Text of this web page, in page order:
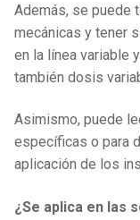
Además, se puede
mecánicas y tener
en la línea variable
también dosis
Asimismo, puede
específicas o para
aplicación de los
¿Se aplica en las